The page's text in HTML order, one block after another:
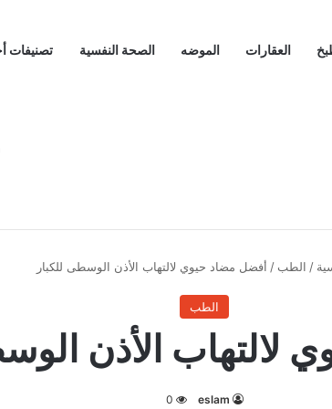
العقارات الموضه الصحة النفسية تصنيفات
/ الطب / أفضل مضاد حيوي لالتهاب الأذن الوسطى للكبار
الطب
لالتهاب الأذن
eslam
0